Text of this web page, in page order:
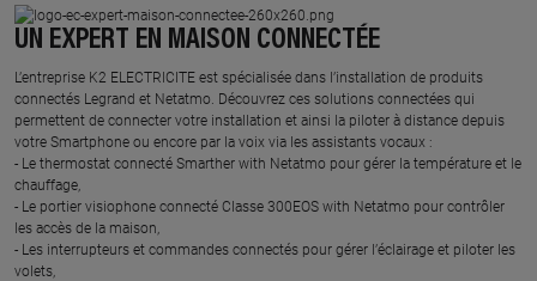
UN EXPERT EN MAISON CONNECTÉE
L’entreprise K2 ELECTRICITE est spécialisée dans l’installation de produits
connectés Legrand et Netatmo. Découvrez ces solutions connectées qui
permettent de connecter votre installation et ainsi la piloter à distance depuis
votre Smartphone ou encore par la voix via les assistants vocaux :
- Le thermostat connecté Smarther with Netatmo pour gérer la température et le
chauffage,
- Le portier visiophone connecté Classe 300EOS with Netatmo pour contrôler
les accès de la maison,
- Les interrupteurs et commandes connectés pour gérer l’éclairage et piloter les
volets,